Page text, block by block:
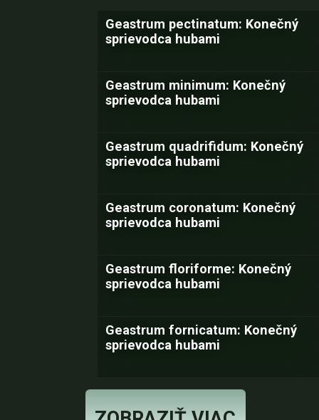
Geastrum pectinatum: Konečný
sprievodca hubami
Geastrum minimum: Konečný
sprievodca hubami
Geastrum quadrifidum: Konečný
sprievodca hubami
Geastrum coronatum: Konečný
sprievodca hubami
Geastrum floriforme: Konečný
sprievodca hubami
Geastrum fornicatum: Konečný
sprievodca hubami